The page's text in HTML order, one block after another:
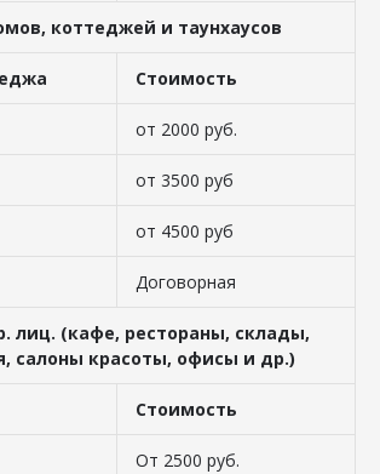
коттеджей и таунхаусов
Стоимость
от 2000 руб.
от 3500 руб
от 4500 руб
Договорная
лиц. (кафе, рестораны, склады,
салоны красоты, офисы и др.)
Стоимость
От 2500 руб.